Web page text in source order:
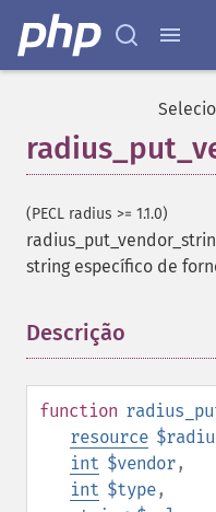
(PECL radius >= 1.1.0)
string específico de
Descrição
function
resource
int $vendor,
int $type,